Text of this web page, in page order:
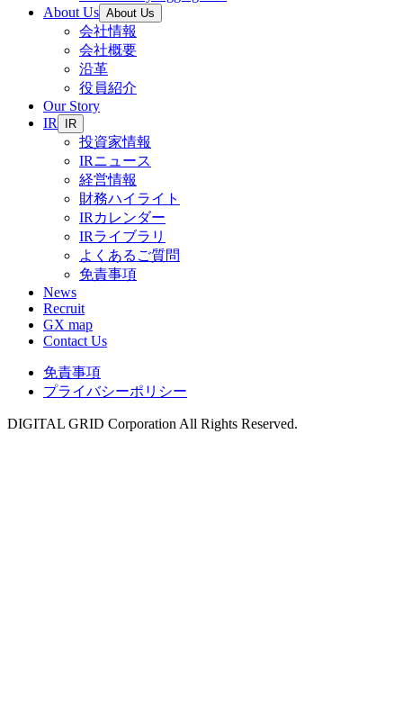
About Us About Us
会社情報
会社概要
沿革
役員紹介
Our Story
IR
IR
投資家情報
IRニュース
経営情報
財務ハイライト
IRカレンダー
IRライブラリ
よくあるご質問
免責事項
News
Recruit
GX map
Contact Us
免責事項
プライバシーポリシー
DIGITAL GRID Corporation All Rights Reserved.